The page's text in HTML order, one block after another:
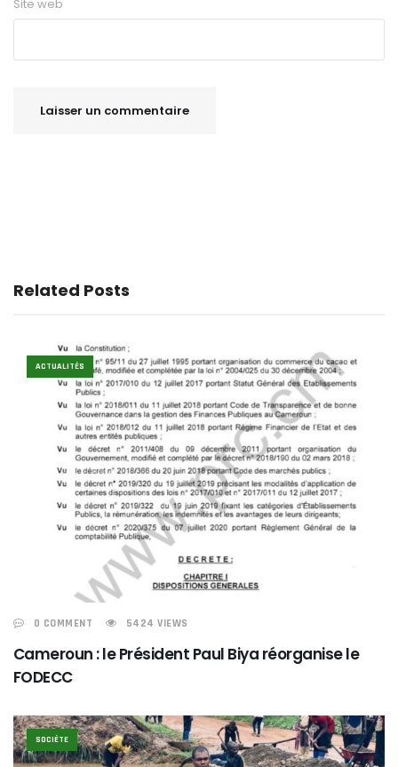
Site web
Related Posts
ACTUALITÉS
0 COMMENT 5424 VIEWS
Cameroun : le Président Paul Biya réorganise le
FODECC
SOCIÉTE